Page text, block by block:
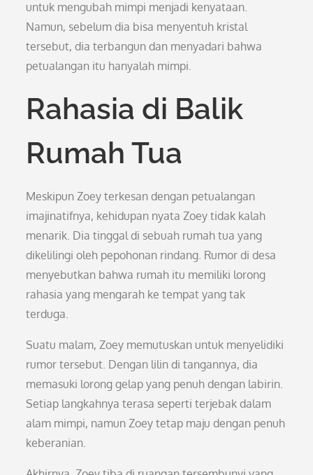
untuk mengubah mimpi menjadi kenyataan.
Namun, sebelum dia bisa menyentuh kristal
tersebut, dia terbangun dan menyadari bahwa
petualangan itu hanyalah mimpi.
Rahasia di Balik
Rumah Tua
Meskipun Zoey terkesan dengan petualangan
imajinatifnya, kehidupan nyata Zoey tidak kalah
menarik. Dia tinggal di sebuah rumah tua yang
dikelilingi oleh pepohonan rindang. Rumor di desa
menyebutkan bahwa rumah itu memiliki lorong
rahasia yang mengarah ke tempat yang tak
terduga.
Suatu malam, Zoey memutuskan untuk menyelidiki
rumor tersebut. Dengan lilin di tangannya, dia
memasuki lorong gelap yang penuh dengan labirin.
Setiap langkahnya terasa seperti terjebak dalam
alam mimpi, namun Zoey tetap maju dengan penuh
keberanian.